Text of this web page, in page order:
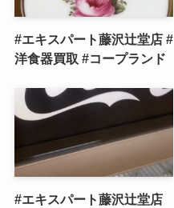
#エキスパート藤沢辻堂店 #
洋食器買取 #コープランド
#エキスパート藤沢辻堂店